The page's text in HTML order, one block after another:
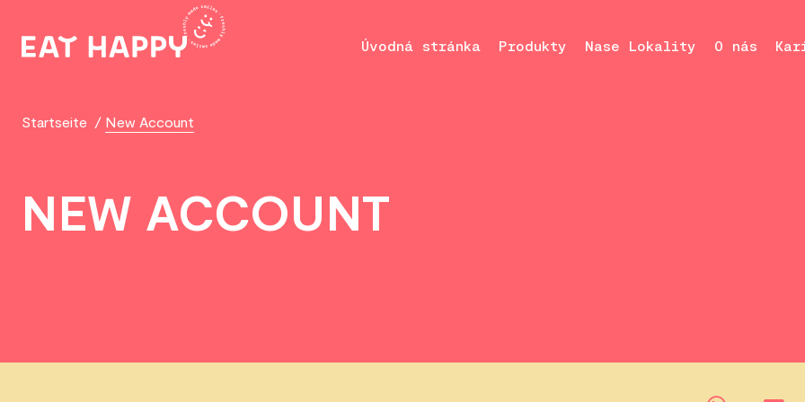
MAIN
Úvodná stránka Produkty Nase Lokality O nás
Startseite / New Account
NEW ACCOUNT